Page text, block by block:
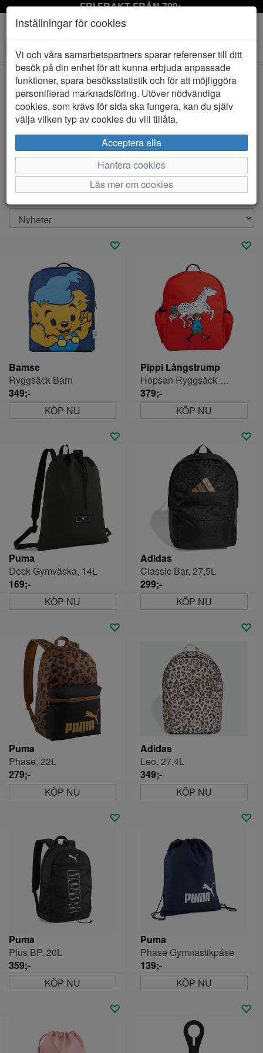
FRI FRAKT FRÅN 799:-
Toggle
navigation
Visa filter
Väskor för hela familjen
Under vårt sortiment av väskor hittar ni det mesta ni
behöver. Vi har snygga handväskor, ryggsäckar, resväskor
och my...
Visa mer
Bamse
Ryggsäck Barn
349;-
KÖP NU
Pippi Långstrump
Hopsan Ryggsäck Barn
379;-
KÖP NU
Puma
Deck Gymväska, 14L
169;-
KÖP NU
Adidas
Classic Bar, 27,5L
299;-
KÖP NU
Puma
Phase, 22L
279;-
KÖP NU
Adidas
Leo, 27,4L
349;-
KÖP NU
Puma
Plus BP, 20L
359;-
KÖP NU
Puma
Phase Gymnastikpåse
139;-
KÖP NU
Inställningar för cookies
Vi och våra samarbetspartners sparar referenser till ditt
besök på din enhet för att kunna erbjuda anpassade
funktioner, spara besöksstatistik och för att möjliggöra
personifierad marknadsföring. Utöver nödvändiga
cookies, som krävs för sida ska fungera, kan du själv
välja vilken typ av cookies du vill tillåta.
Acceptera alla
Hantera cookies
Läs mer om cookies